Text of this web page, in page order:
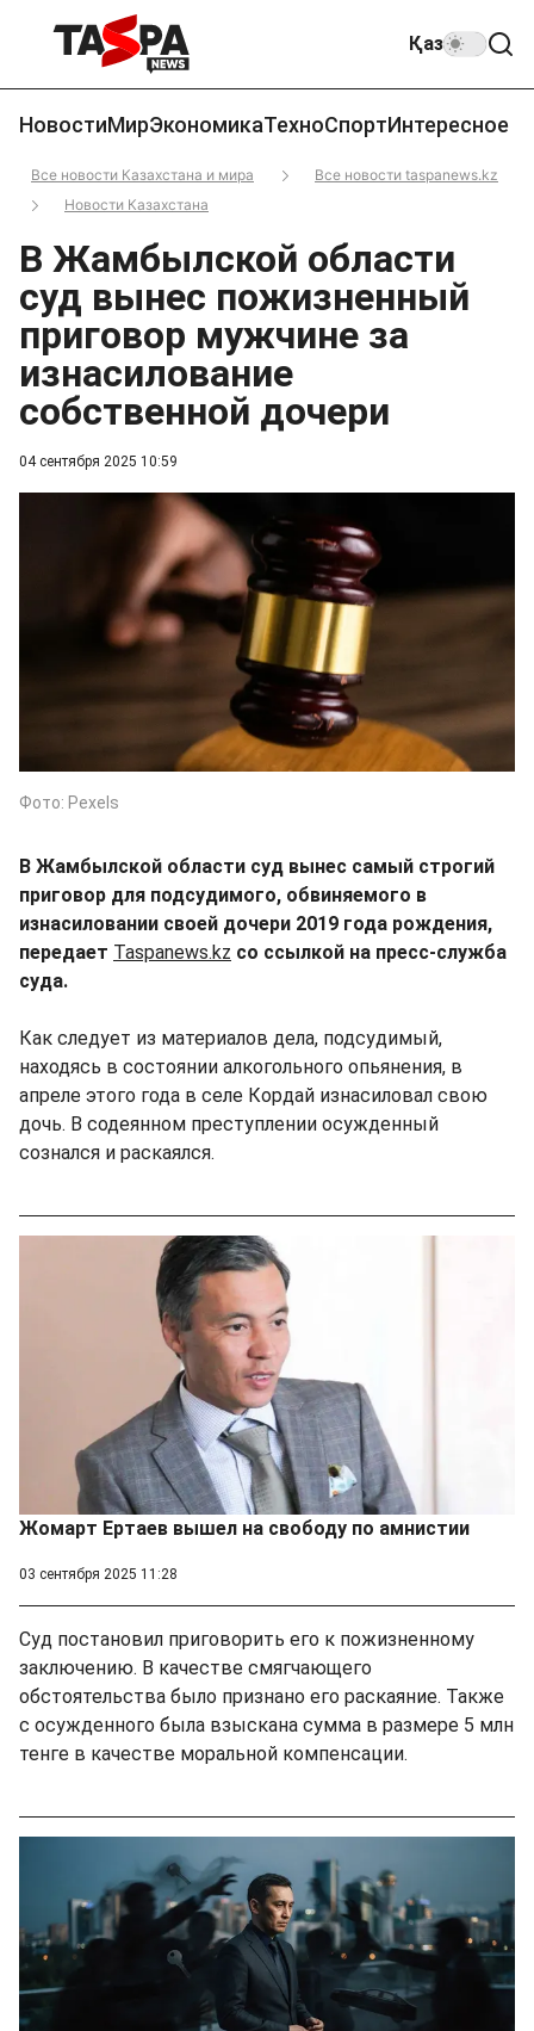
Қаз
НовостиМирЭкономикаТехноСпортИнтересное
Все новости Казахстана и мира
Все новости taspanews.kz
Новости Казахстана
04 сентября 2025 10:59
В Жамбылской области
суд вынес пожизненный
приговор мужчине за
изнасилование
собственной дочери
Фото: Pexels
В Жамбылской области суд вынес самый строгий
приговор для подсудимого, обвиняемого в
изнасиловании своей дочери 2019 года рождения,
передает Taspanews.kz со ссылкой на пресс-служба
суда.
Как следует из материалов дела, подсудимый,
находясь в состоянии алкогольного опьянения, в
апреле этого года в селе Кордай изнасиловал свою
дочь. В содеянном преступлении осужденный
сознался и раскаялся.
Жомарт Ертаев вышел на свободу по амнистии
03 сентября 2025 11:28
Суд постановил приговорить его к пожизненному
заключению. В качестве смягчающего
обстоятельства было признано его раскаяние. Также
с осужденного была взыскана сумма в размере 5 млн
тенге в качестве моральной компенсации.